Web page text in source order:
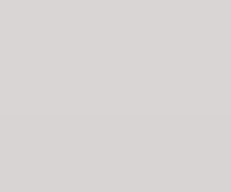
single grain, to Cambus 25YO
Duncan Taylor, nota – 91,5. W
czekolada, toffi. W
słodycz, do tego skóra. A w
i imbir.
to Blackbull 10YO ex rum cask
czerwone owoce – truskawki i